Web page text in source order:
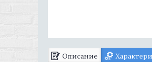
Описание